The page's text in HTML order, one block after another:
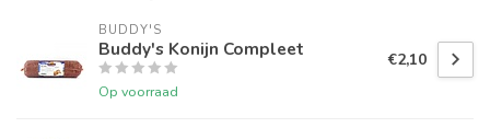
BUDDY'S
Buddy's Konijn Compleet
Op voorraad
€2,10